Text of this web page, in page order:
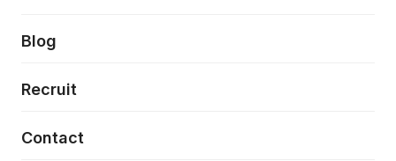
モダナイゼーション
特徴量エンジニアリングと生成AI
フロントエンド開発
Press release
News
Event/Seminer
Blog
Recruit
Contact